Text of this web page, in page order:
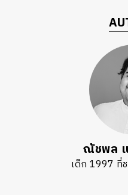
ณัชพล
เด็ก 1997 ที่